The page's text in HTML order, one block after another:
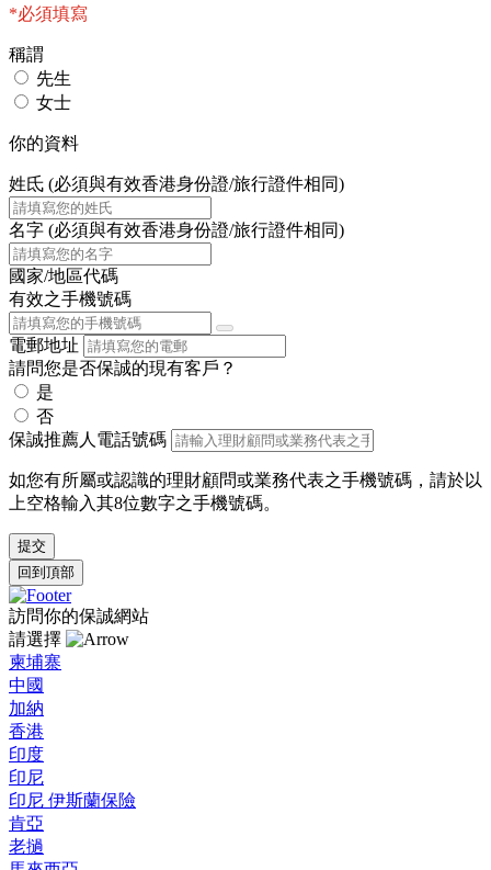
*必須填寫
稱謂
先生
女士
你的資料
姓氐 (必須與有效香港身份證/旅行證件相同)
名字 (必須與有效香港身份證/旅行證件相同)
國家/地區代碼
有效之手機號碼
電郵地址
請問您是否保誠的現有客戶？
是
否
保誠推薦人電話號碼
如您有所屬或認識的理財顧問或業務代表之手機號碼，請於以
上空格輸入其8位數字之手機號碼。
回到頂部
訪問你的保誠網站
請選擇
柬埔寨
中國
加納
香港
印度
印尼
印尼 伊斯蘭保險
肯亞
老撾